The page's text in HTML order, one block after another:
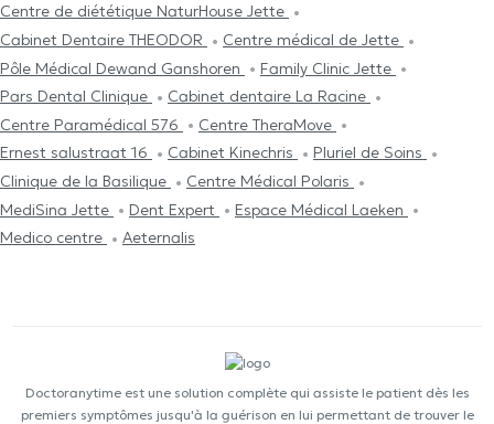
Centre de diététique NaturHouse Jette
Cabinet Dentaire THEODOR
Centre médical de Jette
Pôle Médical Dewand Ganshoren
Family Clinic Jette
Pars Dental Clinique
Cabinet dentaire La Racine
Centre Paramédical 576
Centre TheraMove
Ernest salustraat 16
Cabinet Kinechris
Pluriel de Soins
Clinique de la Basilique
Centre Médical Polaris
MediSina Jette
Dent Expert
Espace Médical Laeken
Medico centre
Aeternalis
Doctoranytime est une solution complète qui assiste le patient dès les
premiers symptômes jusqu'à la guérison en lui permettant de trouver le